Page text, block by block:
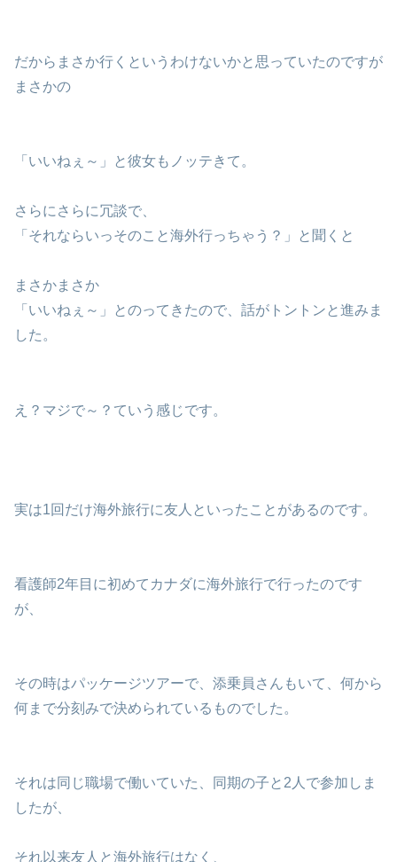
だからまさか行くというわけないかと思っていたのですが
まさかの
「いいねぇ～」と彼女もノッテきて。
さらにさらに冗談で、
「それならいっそのこと海外行っちゃう？」と聞くと
まさかまさか
「いいねぇ～」とのってきたので、話がトントンと進みま
した。
え？マジで～？ていう感じです。
実は1回だけ海外旅行に友人といったことがあるのです。
看護師2年目に初めてカナダに海外旅行で行ったのです
が、
その時はパッケージツアーで、添乗員さんもいて、何から
何まで分刻みで決められているものでした。
それは同じ職場で働いていた、同期の子と2人で参加しま
したが、
それ以来友人と海外旅行はなく、